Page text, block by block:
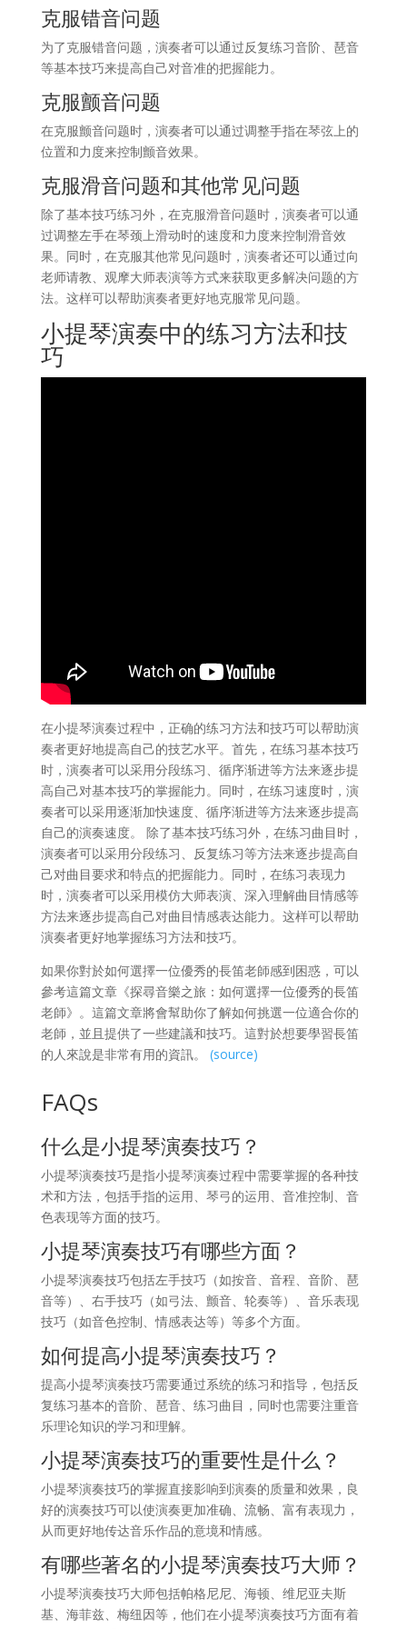
克服错音问题
为了克服错音问题，演奏者可以通过反复练习音阶、琶音
等基本技巧来提高自己对音准的把握能力。
克服颤音问题
在克服颤音问题时，演奏者可以通过调整手指在琴弦上的
位置和力度来控制颤音效果。
克服滑音问题和其他常见问题
除了基本技巧练习外，在克服滑音问题时，演奏者可以通
过调整左手在琴颈上滑动时的速度和力度来控制滑音效
果。同时，在克服其他常见问题时，演奏者还可以通过向
老师请教、观摩大师表演等方式来获取更多解决问题的方
法。这样可以帮助演奏者更好地克服常见问题。
小提琴演奏中的练习方法和技
巧
在小提琴演奏过程中，正确的练习方法和技巧可以帮助演
奏者更好地提高自己的技艺水平。首先，在练习基本技巧
时，演奏者可以采用分段练习、循序渐进等方法来逐步提
高自己对基本技巧的掌握能力。同时，在练习速度时，演
奏者可以采用逐渐加快速度、循序渐进等方法来逐步提高
自己的演奏速度。 除了基本技巧练习外，在练习曲目时，
演奏者可以采用分段练习、反复练习等方法来逐步提高自
己对曲目要求和特点的把握能力。同时，在练习表现力
时，演奏者可以采用模仿大师表演、深入理解曲目情感等
方法来逐步提高自己对曲目情感表达能力。这样可以帮助
演奏者更好地掌握练习方法和技巧。
如果你對於如何選擇一位優秀的長笛老師感到困惑，可以
參考這篇文章《探尋音樂之旅：如何選擇一位優秀的長笛
老師》。這篇文章將會幫助你了解如何挑選一位適合你的
老師，並且提供了一些建議和技巧。這對於想要學習長笛
的人來說是非常有用的資訊。 (source)
FAQs
什么是小提琴演奏技巧？
小提琴演奏技巧是指小提琴演奏过程中需要掌握的各种技
术和方法，包括手指的运用、琴弓的运用、音准控制、音
色表现等方面的技巧。
小提琴演奏技巧有哪些方面？
小提琴演奏技巧包括左手技巧（如按音、音程、音阶、琶
音等）、右手技巧（如弓法、颤音、轮奏等）、音乐表现
技巧（如音色控制、情感表达等）等多个方面。
如何提高小提琴演奏技巧？
提高小提琴演奏技巧需要通过系统的练习和指导，包括反
复练习基本的音阶、琶音、练习曲目，同时也需要注重音
乐理论知识的学习和理解。
小提琴演奏技巧的重要性是什么？
小提琴演奏技巧的掌握直接影响到演奏的质量和效果，良
好的演奏技巧可以使演奏更加准确、流畅、富有表现力，
从而更好地传达音乐作品的意境和情感。
有哪些著名的小提琴演奏技巧大师？
小提琴演奏技巧大师包括帕格尼尼、海顿、维尼亚夫斯
基、海菲兹、梅纽因等，他们在小提琴演奏技巧方面有着